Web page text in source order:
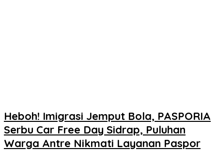
Heboh! Imigrasi Jemput Bola, PASPORIA
Serbu Car Free Day Sidrap, Puluhan
Warga Antre Nikmati Layanan Paspor